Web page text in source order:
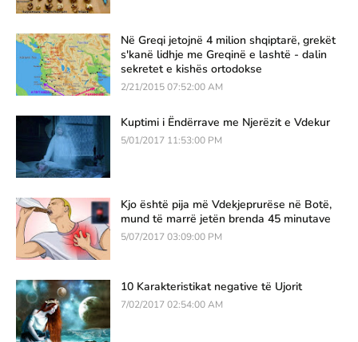
Në Greqi jetojnë 4 milion shqiptarë, grekët
s'kanë lidhje me Greqinë e lashtë - dalin
sekretet e kishës ortodokse
2/21/2015 07:52:00 AM
Kuptimi i Ëndërrave me Njerëzit e Vdekur
5/01/2017 11:53:00 PM
Kjo është pija më Vdekjeprurëse në Botë,
mund të marrë jetën brenda 45 minutave
5/07/2017 03:09:00 PM
10 Karakteristikat negative të Ujorit
7/02/2017 02:54:00 AM